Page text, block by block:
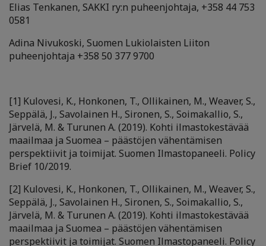
Elias Tenkanen, SAKKI ry:n puheenjohtaja, +358 44 753
0581
Adina Nivukoski, Suomen Lukiolaisten Liiton
puheenjohtaja +358 50 377 9700
[1] Kulovesi, K., Honkonen, T., Ollikainen, M., Weaver, S.,
Seppälä, J., Savolainen H., Sironen, S., Soimakallio, S.,
Järvelä, M. & Turunen A. (2019). Kohti ilmastokestävää
maailmaa ja Suomea – päästöjen vähentämisen
perspektiivit ja toimijat. Suomen Ilmastopaneeli. Policy
Brief 10/2019.
[2] Kulovesi, K., Honkonen, T., Ollikainen, M., Weaver, S.,
Seppälä, J., Savolainen H., Sironen, S., Soimakallio, S.,
Järvelä, M. & Turunen A. (2019). Kohti ilmastokestävää
maailmaa ja Suomea – päästöjen vähentämisen
perspektiivit ja toimijat. Suomen Ilmastopaneeli. Policy